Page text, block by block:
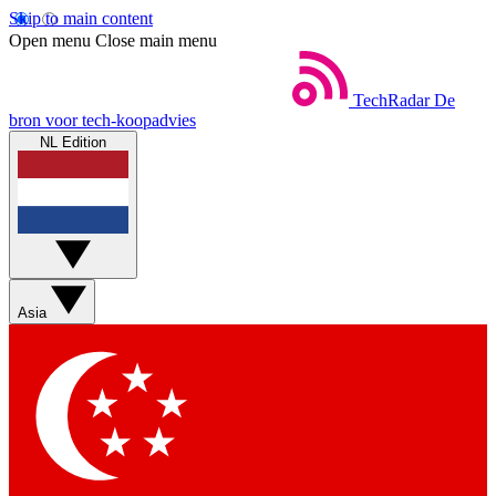
Skip to main content
Open menu Close main menu
TechRadar De
bron voor tech-koopadvies
NL Edition
Asia